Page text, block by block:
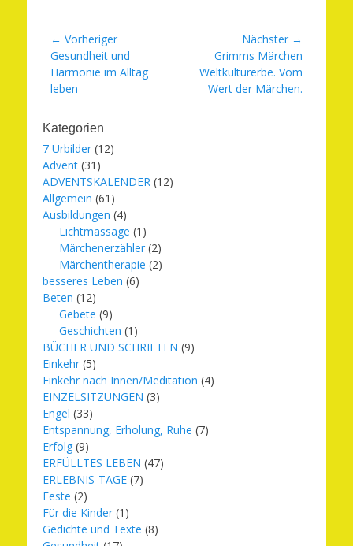
Beitragsnavigation
← Vorheriger
Vorheriger
Beitrag:
Gesundheit und
Harmonie im Alltag
leben
Nächster →
Nächster
Beitrag:
Grimms Märchen
Weltkulturerbe. Vom
Wert der Märchen.
Kategorien
7 Urbilder (12)
Advent (31)
ADVENTSKALENDER (12)
Allgemein (61)
Ausbildungen (4)
Lichtmassage (1)
Märchenerzähler (2)
Märchentherapie (2)
besseres Leben (6)
Beten (12)
Gebete (9)
Geschichten (1)
BÜCHER UND SCHRIFTEN (9)
Einkehr (5)
Einkehr nach Innen/Meditation (4)
EINZELSITZUNGEN (3)
Engel (33)
Entspannung, Erholung, Ruhe (7)
Erfolg (9)
ERFÜLLTES LEBEN (47)
ERLEBNIS-TAGE (7)
Feste (2)
Für die Kinder (1)
Gedichte und Texte (8)